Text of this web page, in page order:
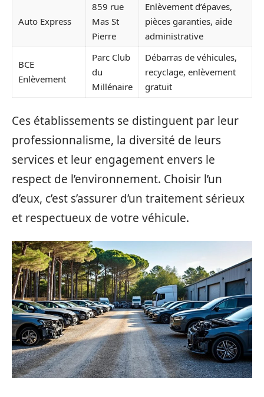
Auto Express
859 rue
Mas St
Pierre
Enlèvement d’épaves,
pièces garanties, aide
administrative
BCE
Enlèvement
Parc Club
du
Millénaire
Débarras de véhicules,
recyclage, enlèvement
gratuit
Ces établissements se distinguent par leur
professionnalisme, la diversité de leurs
services et leur engagement envers le
respect de l’environnement. Choisir l’un
d’eux, c’est s’assurer d’un traitement sérieux
et respectueux de votre véhicule.